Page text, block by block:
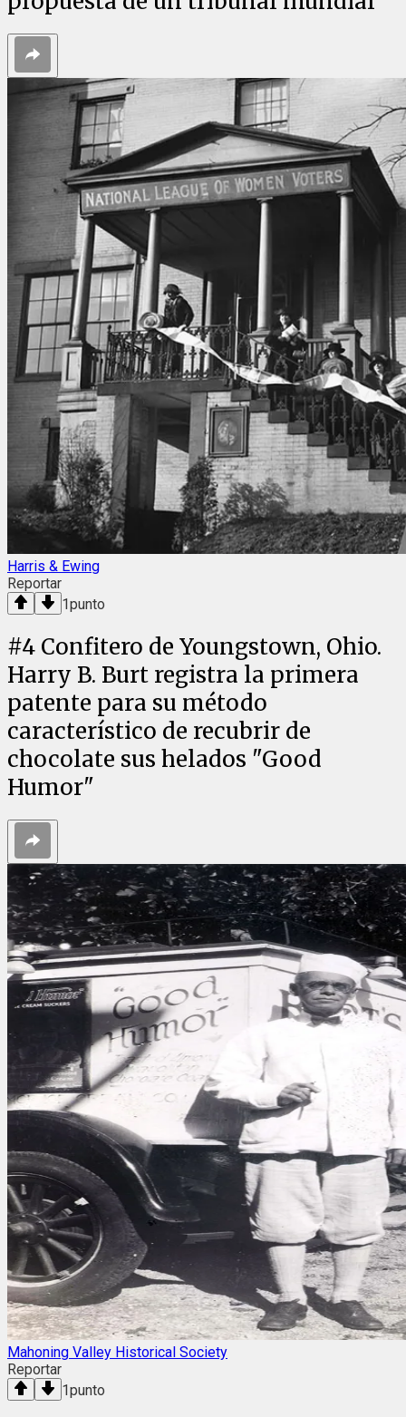
Harris & Ewing
Reportar
1punto
#4 Confitero de Youngstown, Ohio.
Harry B. Burt registra la primera
patente para su método
característico de recubrir de
chocolate sus helados "Good
Humor"
Mahoning Valley Historical Society
Reportar
1punto